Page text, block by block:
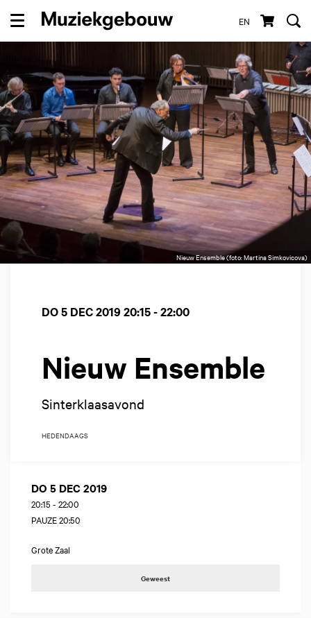
EN
Menu
Nieuw Ensemble (foto: Martina Simkovicova)
Nieuw Ensemble
Sinterklaasavond
DO 5 DEC 2019 20:15 - 22:00
HEDENDAAGS
DO 5 DEC 2019
20:15 - 22:00
PAUZE 20:50
Grote Zaal
Geweest